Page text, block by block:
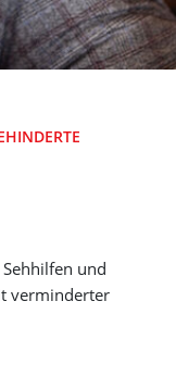
und
verminderter